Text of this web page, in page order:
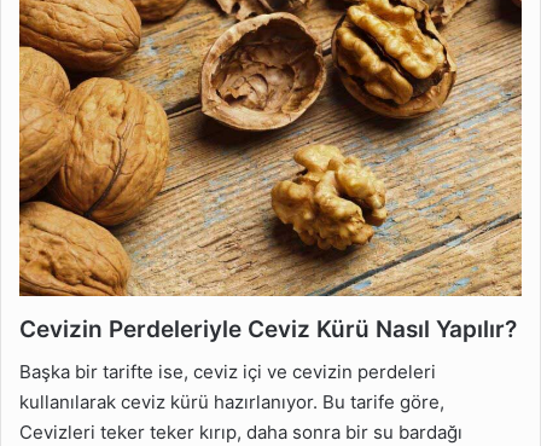
Cevizin Perdeleriyle Ceviz Kürü Nasıl Yapılır?
Başka bir tarifte ise, ceviz içi ve cevizin perdeleri
kullanılarak ceviz kürü hazırlanıyor. Bu tarife göre,
Cevizleri teker teker kırıp, daha sonra bir su bardağı